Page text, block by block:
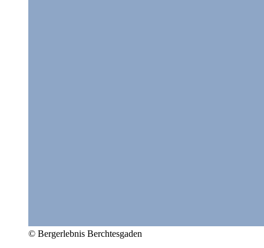
© Bergerlebnis Berchtesgaden